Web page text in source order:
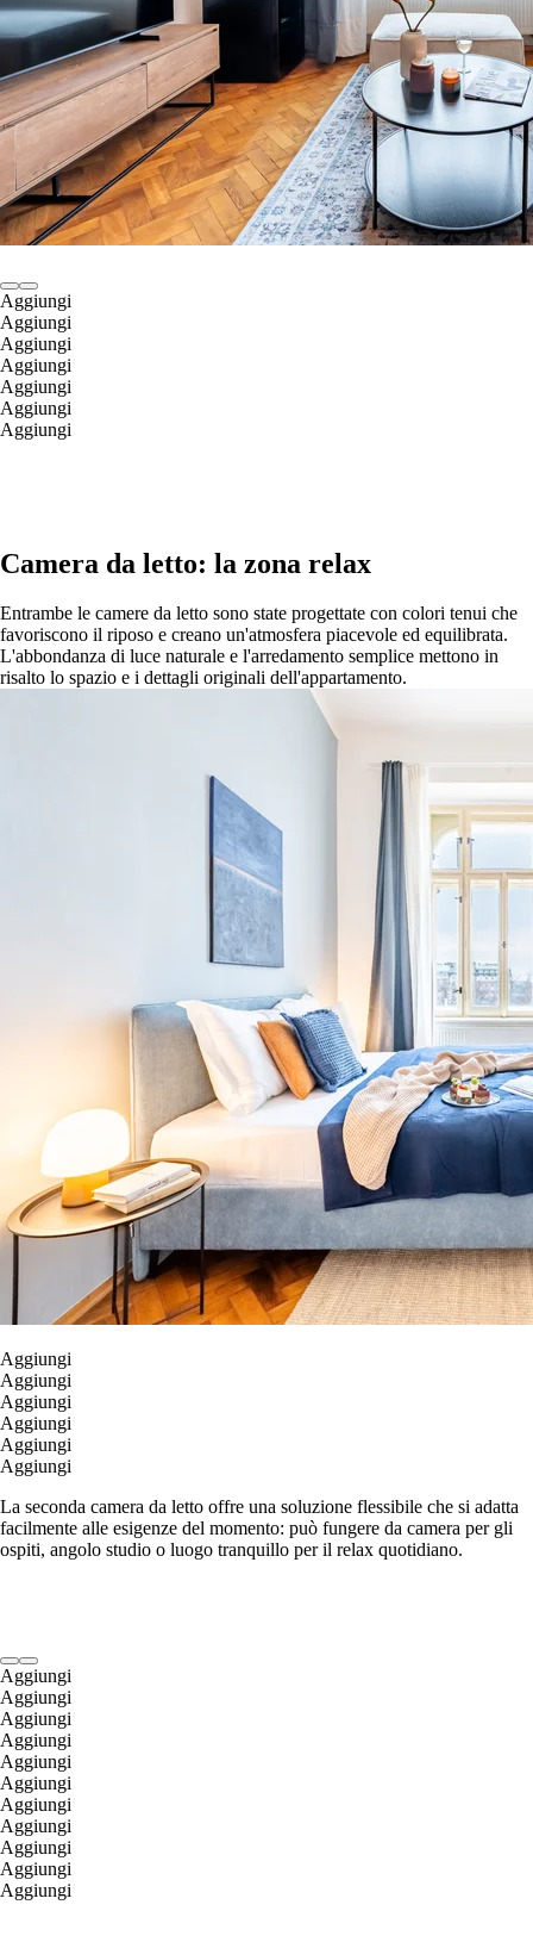
Aggiungi
Aggiungi
Aggiungi
Aggiungi
Aggiungi
Aggiungi
Aggiungi
Camera da letto: la zona relax
Entrambe le camere da letto sono state progettate con colori tenui che
favoriscono il riposo e creano un'atmosfera piacevole ed equilibrata.
L'abbondanza di luce naturale e l'arredamento semplice mettono in
risalto lo spazio e i dettagli originali dell'appartamento.
Aggiungi
Aggiungi
Aggiungi
Aggiungi
Aggiungi
Aggiungi
La seconda camera da letto offre una soluzione flessibile che si adatta
facilmente alle esigenze del momento: può fungere da camera per gli
ospiti, angolo studio o luogo tranquillo per il relax quotidiano.
Aggiungi
Aggiungi
Aggiungi
Aggiungi
Aggiungi
Aggiungi
Aggiungi
Aggiungi
Aggiungi
Aggiungi
Aggiungi